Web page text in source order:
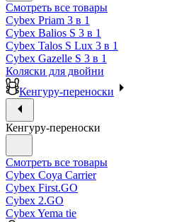
Смотреть все товары
Cybex Priam 3 в 1
Cybex Balios S 3 в 1
Cybex Talos S Lux 3 в 1
Cybex Gazelle S 3 в 1
Коляски для двойни
Кенгуру-переноски
Кенгуру-переноски
Смотреть все товары
Cybex Coya Carrier
Cybex First.GO
Cybex 2.GO
Cybex Yema tie